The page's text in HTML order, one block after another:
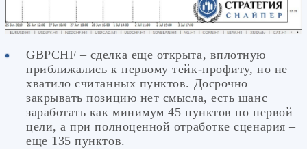
GBPCHF – сделка еще открыта, вплотную
приближались к первому тейк-профиту, но не
хватило считанных пунктов. Досрочно
закрывать позицию нет смысла, есть шанс
заработать как минимум 45 пунктов по первой
цели, а при полноценной отработке сценария –
еще 135 пунктов.